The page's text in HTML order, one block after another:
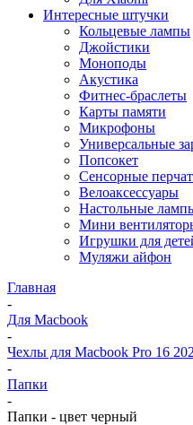
Интересные штучки
Кольцевые лампы
Джойстики
Моноподы
Акустика
Фитнес-браслеты
Карты памяти
Микрофоны
Универсальные
Попсокет
Сенсорные
Велоаксессуары
Настольные
Мини
Игрушки для
Муляжи айфон
Главная
-
Для Macbook
-
Чехлы для Macbook Pro 16
-
Папки
-
Папки - цвет черный